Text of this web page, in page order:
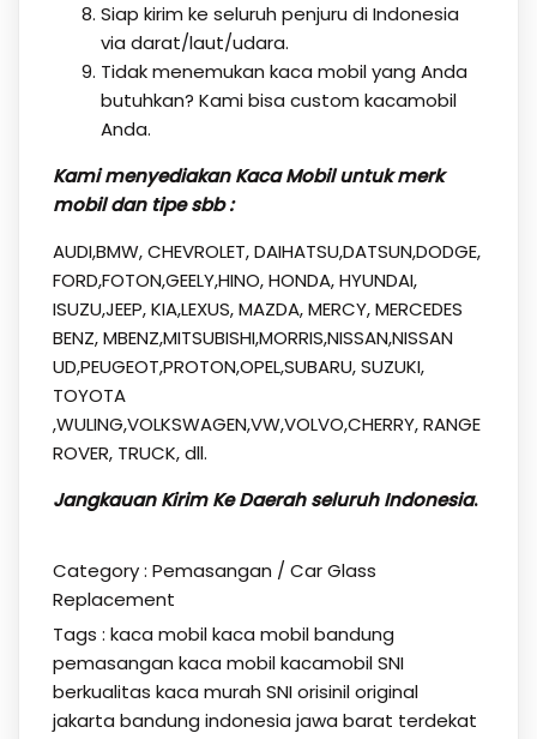
Siap kirim ke seluruh penjuru di Indonesia
via darat/laut/udara.
Tidak menemukan kaca mobil yang Anda
butuhkan? Kami bisa custom kacamobil
Anda.
Kami menyediakan Kaca Mobil untuk merk
mobil dan tipe sbb :
AUDI,BMW, CHEVROLET, DAIHATSU,DATSUN,DODGE,
FORD,FOTON,GEELY,HINO, HONDA, HYUNDAI,
ISUZU,JEEP, KIA,LEXUS, MAZDA, MERCY, MERCEDES
BENZ, MBENZ,MITSUBISHI,MORRIS,NISSAN,NISSAN
UD,PEUGEOT,PROTON,OPEL,SUBARU, SUZUKI,
TOYOTA
,WULING,VOLKSWAGEN,VW,VOLVO,CHERRY, RANGE
ROVER, TRUCK, dll.
Jangkauan Kirim Ke Daerah seluruh Indonesia.
Category : Pemasangan / Car Glass
Replacement
Tags : kaca mobilkaca mobil bandung
pemasangan kaca mobil kacamobil SNI
berkualitas kaca murah SNI orisinil original
jakarta bandung indonesia jawa barat terdekat